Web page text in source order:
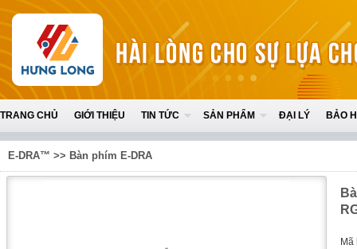
TRANG CHỦ GIỚI THIỆU TIN TỨC SẢN PHẨM ĐẠI LÝ BẢO
E-DRA™ >> Bàn phím E-DRA
Mã